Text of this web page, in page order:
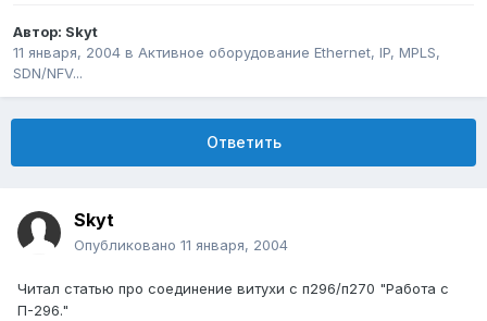
Автор: Skyt
11 января, 2004 в Активное оборудование Ethernet, IP, MPLS,
SDN/NFV...
Ответить
Skyt
Опубликовано 11 января, 2004
Читал статью про соединение витухи с п296/п270 "Работа с
П-296."